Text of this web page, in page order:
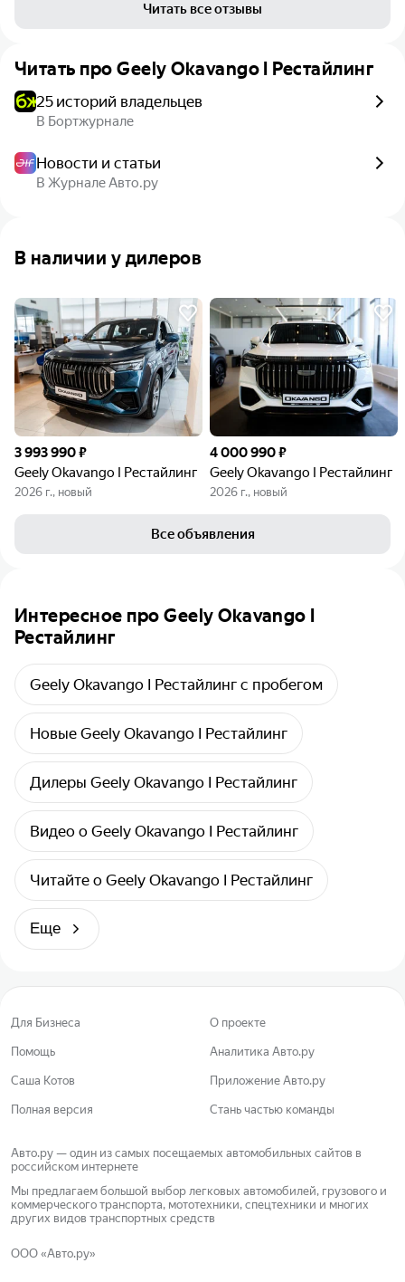
Читать все отзывы
Читать проGeely Okavango I Рестайлинг
25 историй владельцев
В Бортжурнале
Новости и статьи
В Журнале Авто.ру
В наличии у дилеров
3 993 990 ₽
Geely Okavango I Рестайлинг
2026 г., новый
4 000 990 ₽
Geely Okavango I Рестайлинг
2026 г., новый
Все объявления
Интересное про Geely Okavango I
Рестайлинг
Geely Okavango I Рестайлинг с пробегом
Новые Geely Okavango I Рестайлинг
Дилеры Geely Okavango I Рестайлинг
Видео о Geely Okavango I Рестайлинг
Читайте о Geely Okavango I Рестайлинг
Еще
Для Бизнеса О проекте
Помощь Аналитика Авто.ру
Саша Котов Приложение Авто.ру
Полная версия Стань частью команды
Авто.ру — один из самых посещаемых автомобильных сайтов в
российском интернете
Мы предлагаем большой выбор легковых автомобилей, грузового и
коммерческого транспорта, мототехники, спецтехники и многих
других видов транспортных средств
ООО «Авто.ру»